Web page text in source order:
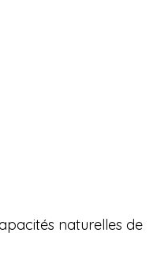
naturelles de